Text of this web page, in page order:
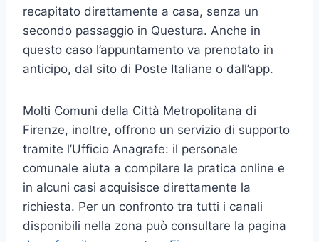
recapitato direttamente a casa, senza un
secondo passaggio in Questura. Anche in
questo caso l’appuntamento va prenotato in
anticipo, dal sito di Poste Italiane o dall’app.
Molti Comuni della Città Metropolitana di
Firenze, inoltre, offrono un servizio di supporto
tramite l’Ufficio Anagrafe: il personale
comunale aiuta a compilare la pratica online e
in alcuni casi acquisisce direttamente la
richiesta. Per un confronto tra tutti i canali
disponibili nella zona può consultare la pagina